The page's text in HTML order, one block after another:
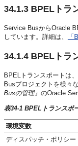
34.1.3 BPELトラ
Service BusからOracle
しています。詳細は、
34.1.4 BPELトラ
BPELトランスポートは
Busプロジェクトを様々
Busの管理』 のOracle
表34-1 BPELトランスポ
環境変数
ディスパッチ・ポリシー